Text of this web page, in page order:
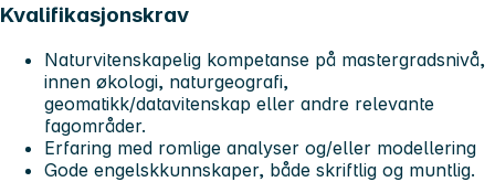
Kvalifikasjonskrav
Naturvitenskapelig kompetanse på mastergradsnivå,
innen økologi, naturgeografi,
geomatikk/datavitenskap eller andre relevante
fagområder.
Erfaring med romlige analyser og/eller modellering
Gode engelskkunnskaper, både skriftlig og muntlig.